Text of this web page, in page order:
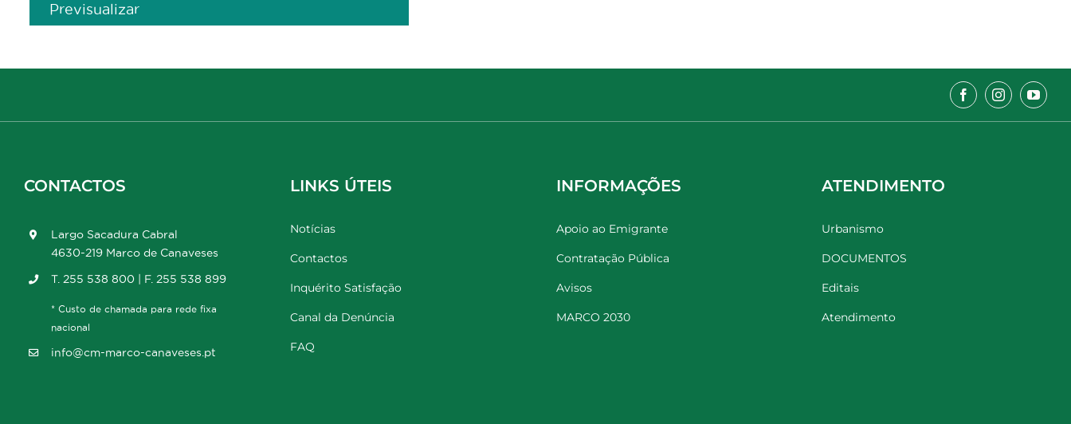
Previsualizar
CONTACTOS
Largo Sacadura Cabral
4630-219 Marco de Canaveses
T. 255 538 800 | F. 255 538 899
* Custo de chamada para rede fixa
nacional
info@cm-marco-canaveses.pt
LINKS ÚTEIS
Notícias
Contactos
Inquérito Satisfação
Canal da Denúncia
FAQ
INFORMAÇÕES
Apoio ao Emigrante
Contratação Pública
Avisos
MARCO 2030
ATENDIMENTO
Urbanismo
DOCUMENTOS
Editais
Atendimento